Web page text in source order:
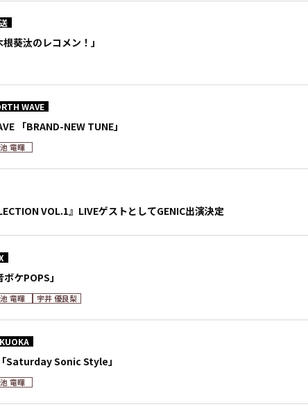
葵汰のレコメン！」
WAVE
「BRAND-NEW TUNE」
竜暉
VOL.1』LIVEゲストとしてGENIC出演決定
ケPOPS」
竜暉 宇井 優良梨
Saturday Sonic Style」
竜暉